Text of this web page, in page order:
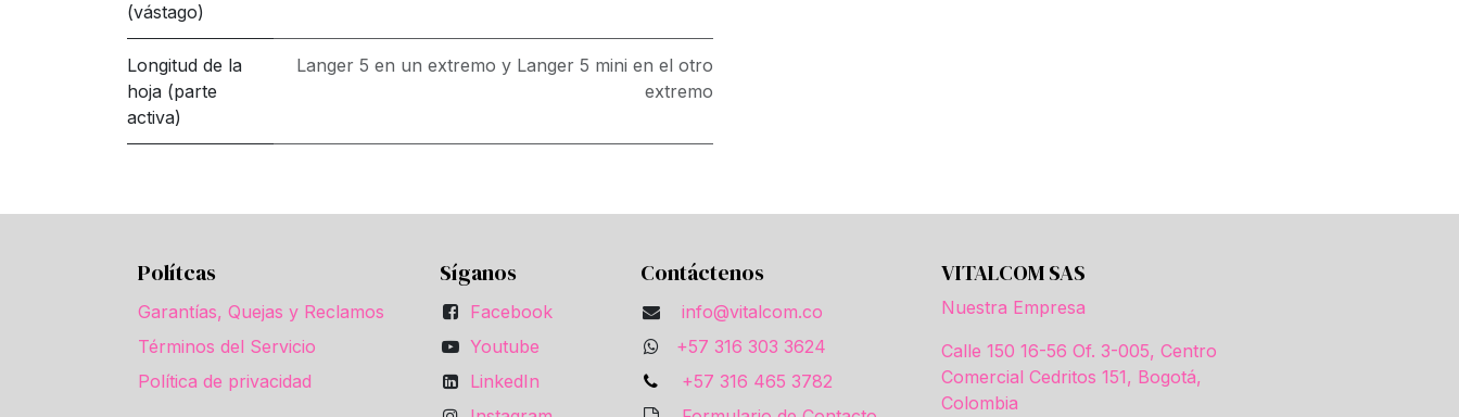
(vástago)
Longitud de la
hoja (parte
activa)
Langer 5 en un extremo y Langer 5 mini en el otro
extremo
Polítcas
Garantías, Quejas y Reclamos
Términos del Servicio
Política de privacidad
Síganos
Facebook
Youtube
LinkedIn
Contáctenos
info@vitalcom.co
+57 316 303 3624
+57 316 465 3782
VITALCOM SAS
Nuestra Empresa
Calle 150 16-56 Of. 3-005, Centro
Comercial Cedritos 151, Bogotá,
Colombia